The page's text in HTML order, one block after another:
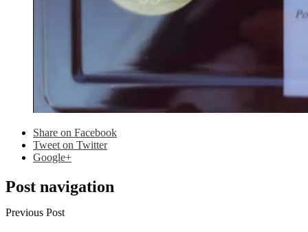
Share on Facebook
Tweet on Twitter
Google+
Post navigation
Previous Post